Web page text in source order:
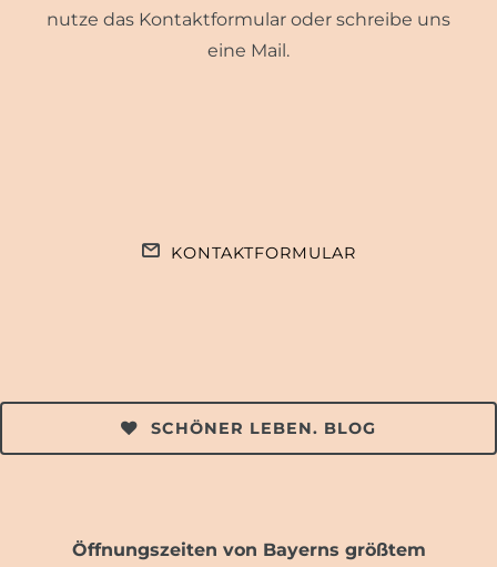
nutze das Kontaktformular oder schreibe uns
eine Mail.
KONTAKTFORMULAR
SCHÖNER LEBEN. BLOG
Öffnungszeiten von Bayerns größtem